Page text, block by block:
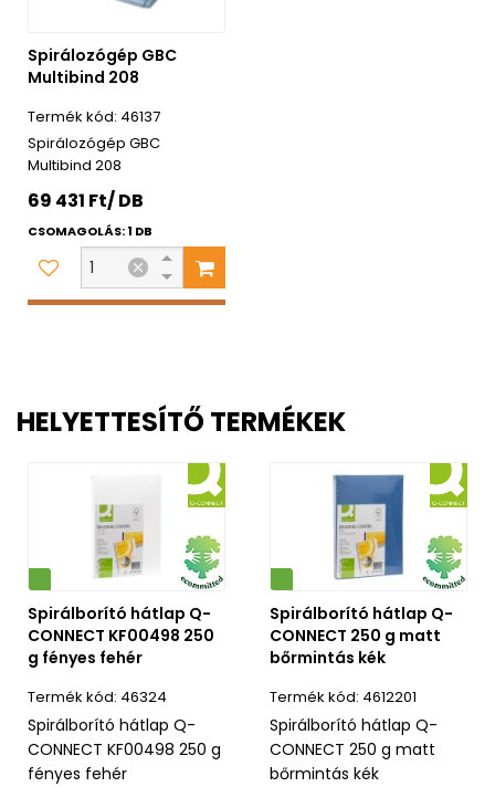
Spirálozógép GBC
Multibind 208
46137
Spirálozógép GBC
Multibind 208
69 431 Ft/ DB
CSOMAGOLÁS: 1 DB
HELYETTESÍTŐ TERMÉKEK
Spirálborító hátlap Q-
CONNECT KF00498 250
g fényes fehér
46324
Spirálborító hátlap Q-
CONNECT KF00498 250 g
fényes fehér
Környezetbarát
Spirálborító hátlap Q-
CONNECT 250 g matt
bőrmintás kék
4612201
Spirálborító hátlap Q-
CONNECT 250 g matt
bőrmintás kék